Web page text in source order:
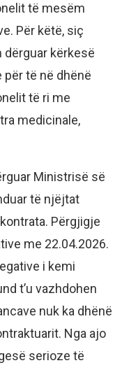
të mesëm
Për këtë, siç
dërguar kërkesë
për të në dhënë
të ri me
medicinale,
Ministrisë së
të njëjtat
Përgjigje
me 22.04.2026.
i kemi
t’u vazhdohen
nuk ka dhënë
Nga ajo
serioze të